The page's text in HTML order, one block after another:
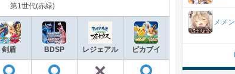
第1世代(赤緑)
剣盾 BDSP レジェアル ピカブイ
メメ